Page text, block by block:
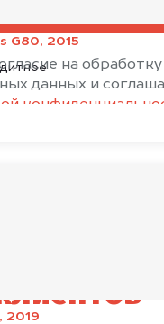
G80, 2015
2019
на
данных и